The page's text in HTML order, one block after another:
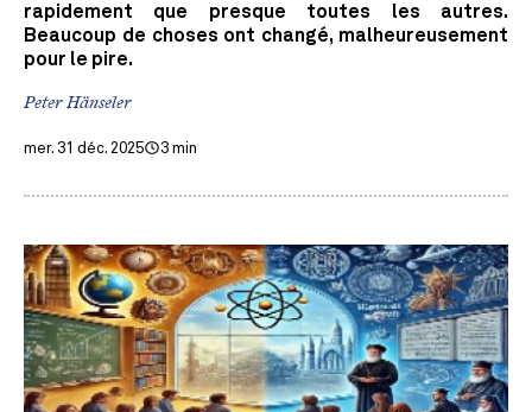
rapidement que presque toutes les autres.
Beaucoup de choses ont changé, malheureusement
pour le pire.
Peter Hänseler
mer. 31 déc. 2025 3 min